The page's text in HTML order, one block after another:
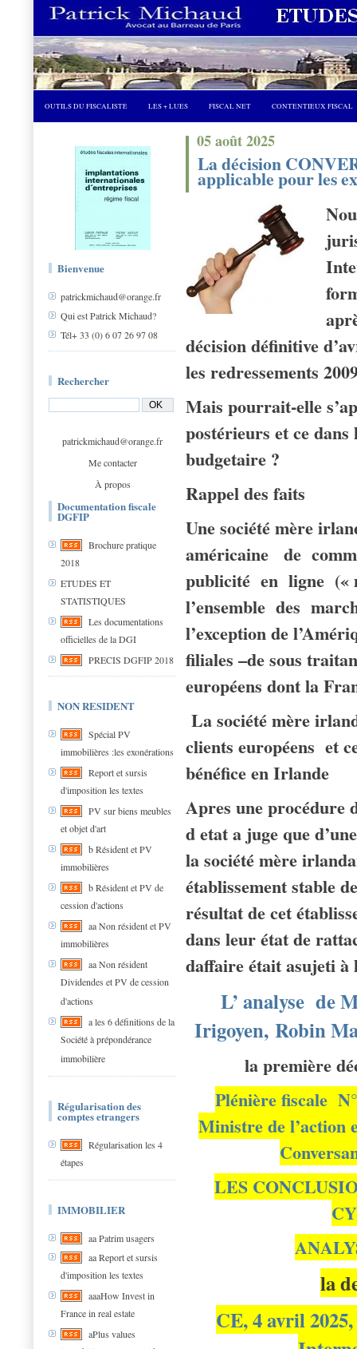
OUTILS DU FISCALISTE LES + LUES FISCAL NET CONTENTIEUX FISCAL
Bienvenue
patrickmichaud@orange.fr
Qui est Patrick Michaud?
Tél+ 33 (0) 6 07 26 97 08
Rechercher
patrickmichaud@orange.fr
Me contacter
À propos
Documentation fiscale
DGFIP
Brochure pratique
2018
ETUDES ET
STATISTIQUES
Les documentations
officielles de la DGI
PRECIS DGFIP 2018
NON RESIDENT
Spécial PV
immobilières :les exonérations
Report et sursis
d'imposition les textes
PV sur biens meubles
et objet d'art
b Résident et PV
immobilières
b Résident et PV de
cession d'actions
aa Non résident et PV
immobilières
aa Non résident
Dividendes et PV de cession
d'actions
a les 6 définitions de la
Société à prépondérance
immobilière
Régularisation des
comptes etrangers
Régularisation les 4
étapes
IMMOBILIER
aa Patrim usagers
aa Report et sursis
d'imposition les textes
aaaHow Invest in
France in real estate
aPlus values
05 août 2025
La décision
applicable pour les
décision définitive
les redressements
Mais pourrait-elle
postérieurs et ce
budgetaire ?
Rappel des faits
Une société mère
américaine de
publicité en ligne
l’ensemble des
l’exception de
filiales –de sous
européens dont la
La société mère
clients européens et
bénéfice en Irlande
Apres une procédure
d etat a juge que
la société mère
établissement stable
résultat de cet
dans leur état de
daffaire était asujeti à
L’ analyse de
Irigoyen, Robin
la première
Plénière fiscale
Ministre de l’action
LES
la
CE, 4 avril